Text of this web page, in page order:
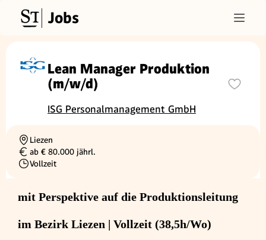
Jobs
Lean Manager Produktion
(m/w/d)
ISG Personalmanagement GmbH
Ortschaft
Liezen
Gehalt
ab € 80.000 jährl.
Beschäftigungsart
Vollzeit
mit Perspektive auf die Produktionsleitung
im Bezirk Liezen | Vollzeit (38,5h/Wo)